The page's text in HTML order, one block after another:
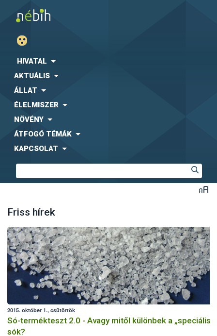
HIVATAL
AKTUÁLIS
ÁLLAT
ÉLELMISZER
NÖVÉNY
ÁTFOGÓ TÉMÁK
KAPCSOLAT
Friss hírek
2015. október 1., csütörtök
Só-termékteszt 2.0 - Avagy mitől különbek a „speciális”
sók?